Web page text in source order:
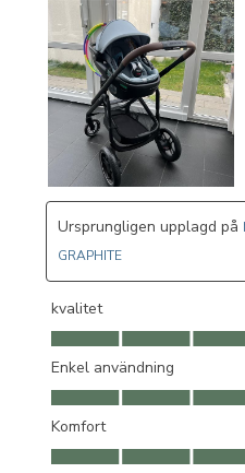
Ursprungligen upplagd på
GRAPHITE
kvalitet
kvalitet, 5.0 av 5
Enkel användning
Enkel användning, 5.0 av 5
Komfort
Komfort, 5.0 av 5